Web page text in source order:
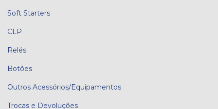
Soft Starters
CLP
Relés
Botões
Outros Acessórios/Equipamentos
Trocas e Devoluções